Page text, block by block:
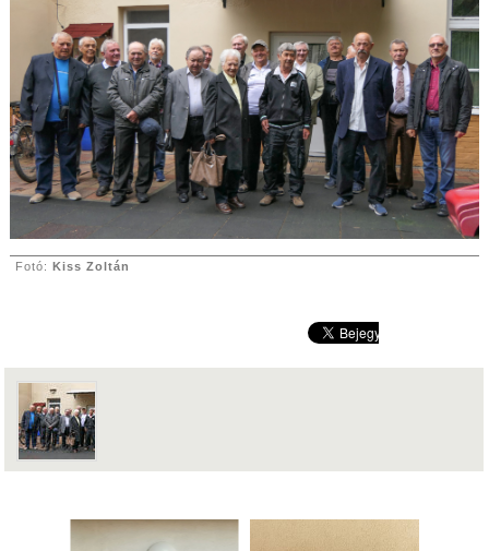
Fotó: Kiss Zoltán